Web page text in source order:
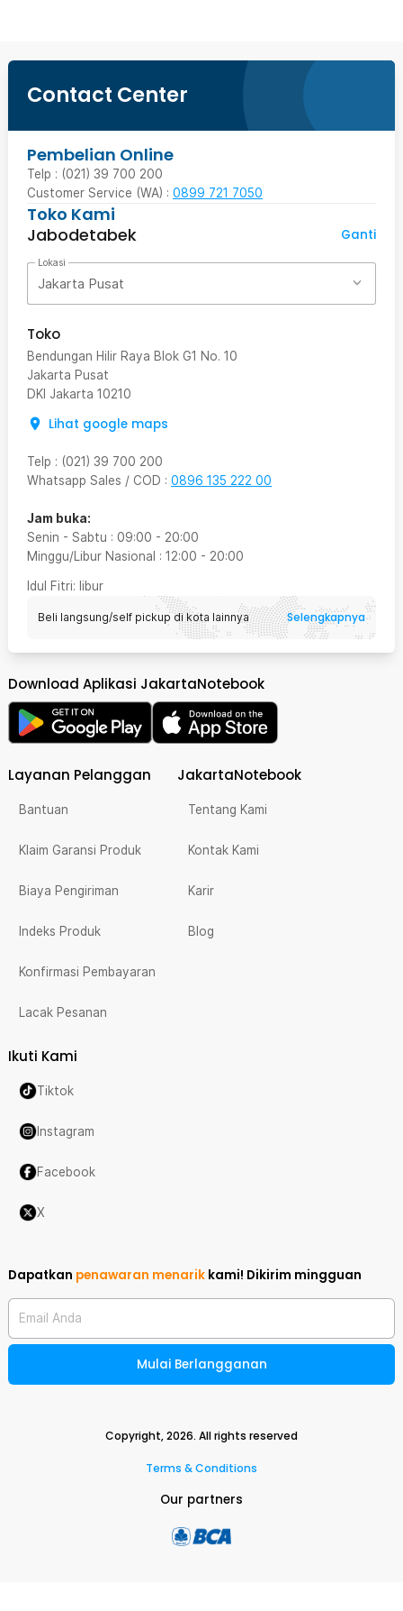
Contact Center
Pembelian Online
Telp : (021) 39 700 200
Customer Service (WA) : 0899 721 7050
Toko Kami
Jabodetabek
Ganti
Lokasi
Jakarta Pusat
Toko
Bendungan Hilir Raya Blok G1 No. 10
Jakarta Pusat
DKI Jakarta 10210
Lihat google maps
Telp : (021) 39 700 200
Whatsapp Sales / COD : 0896 135 222 00
Jam buka:
Senin - Sabtu : 09:00 - 20:00
Minggu/Libur Nasional : 12:00 - 20:00
Idul Fitri: libur
Beli langsung/self pickup di kota lainnya Selengkapnya
Download Aplikasi JakartaNotebook
Layanan Pelanggan
Bantuan
Klaim Garansi Produk
Biaya Pengiriman
Indeks Produk
Konfirmasi Pembayaran
Lacak Pesanan
JakartaNotebook
Tentang Kami
Kontak Kami
Karir
Blog
Ikuti Kami
Tiktok
Instagram
Facebook
X
Dapatkan penawaran menarik kami! Dikirim mingguan
Email Anda
Mulai Berlangganan
Copyright,2026. All rights reserved
Terms & Conditions
Our partners